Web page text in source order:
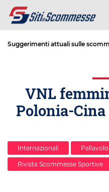
Suggerimenti attuali sulle
VNL
Polonia-
Internazionali Pallavolo
Rivista Scommesse Sportive